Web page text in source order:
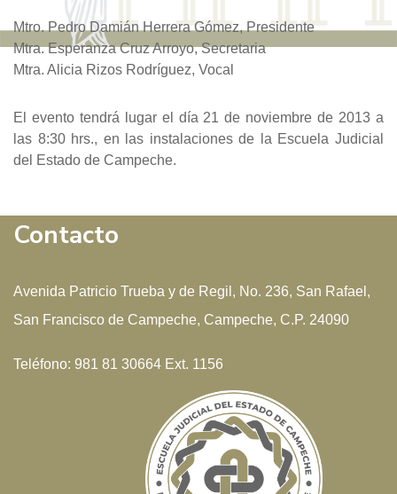
Mtro. Pedro Damián Herrera Gómez, Presidente
Mtra. Esperanza Cruz Arroyo, Secretaria
Mtra. Alicia Rizos Rodríguez, Vocal
El evento tendrá lugar el día 21 de noviembre de 2013 a
las 8:30 hrs., en las instalaciones de la Escuela Judicial
del Estado de Campeche.
Contacto
Avenida Patricio Trueba y de Regil, No. 236, San Rafael,
San Francisco de Campeche, Campeche, C.P. 24090
Teléfono: 981 81 30664 Ext. 1156